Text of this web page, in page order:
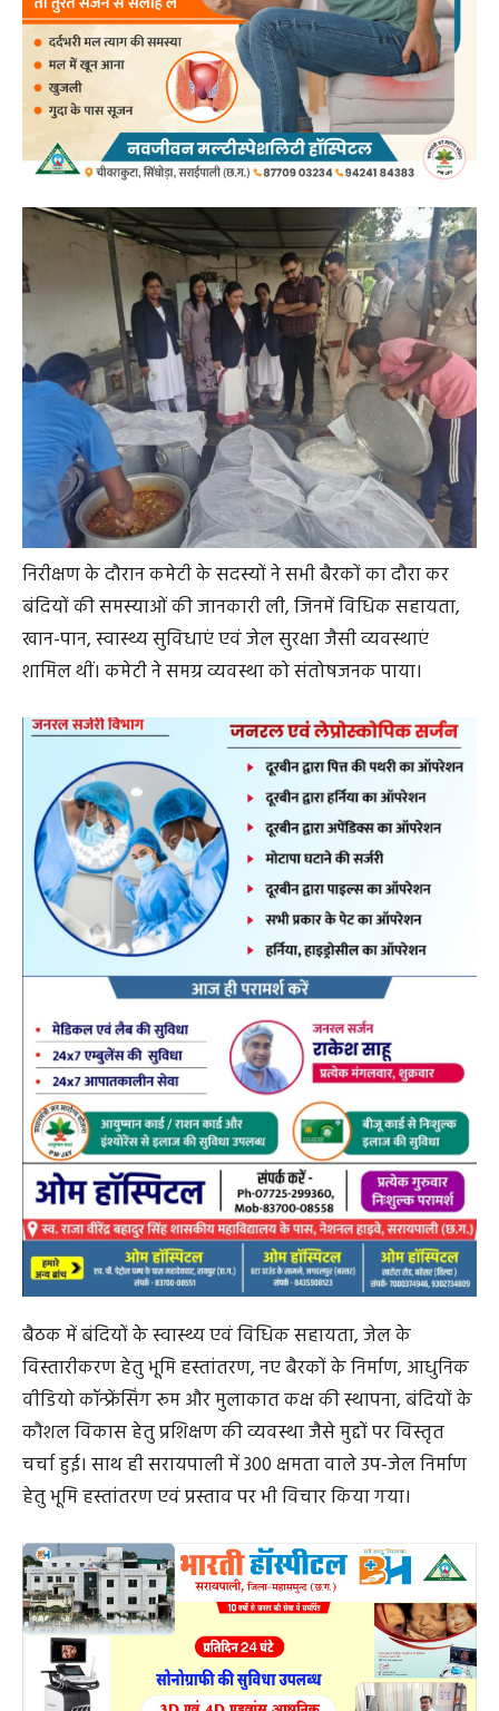
निरीक्षण के दौरान कमेटी के सदस्यों ने सभी बैरकों का दौरा कर
बंदियों की समस्याओं की जानकारी ली, जिनमें विधिक सहायता,
खान-पान, स्वास्थ्य सुविधाएं एवं जेल सुरक्षा जैसी व्यवस्थाएं
शामिल थीं। कमेटी ने समग्र व्यवस्था को संतोषजनक पाया।
बैठक में बंदियों के स्वास्थ्य एवं विधिक सहायता, जेल के
विस्तारीकरण हेतु भूमि हस्तांतरण, नए बैरकों के निर्माण, आधुनिक
वीडियो कॉन्फ्रेंसिंग रूम और मुलाकात कक्ष की स्थापना, बंदियों के
कौशल विकास हेतु प्रशिक्षण की व्यवस्था जैसे मुद्दों पर विस्तृत
चर्चा हुई। साथ ही सरायपाली में 300 क्षमता वाले उप-जेल निर्माण
हेतु भूमि हस्तांतरण एवं प्रस्ताव पर भी विचार किया गया।